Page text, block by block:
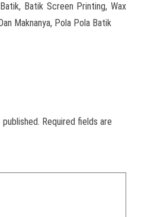
Batik Screen Printing, Wax
Maknanya, Pola Pola Batik
Required fields are